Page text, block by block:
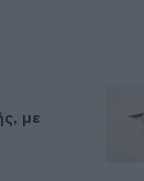
με